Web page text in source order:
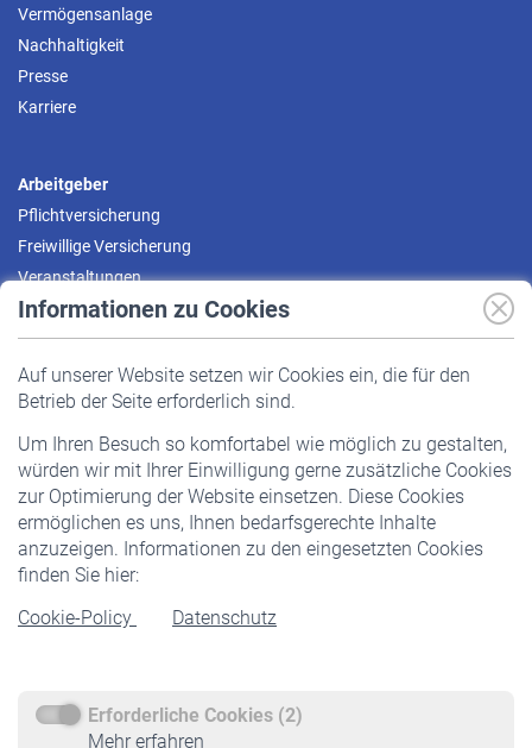
Informationen zu Cookies
Auf unserer Website setzen wir Cookies ein, die für den
Betrieb der Seite erforderlich sind.
Um Ihren Besuch so komfortabel wie möglich zu gestalten,
würden wir mit Ihrer Einwilligung gerne zusätzliche Cookies
zur Optimierung der Website einsetzen. Diese Cookies
ermöglichen es uns, Ihnen bedarfsgerechte Inhalte
anzuzeigen. Informationen zu den eingesetzten Cookies
finden Sie hier:
Cookie-Policy
Datenschutz
Erforderliche Cookies (2)
Mehr erfahren
Vermögensanlage
Nachhaltigkeit
Presse
Karriere
Arbeitgeber
Pflichtversicherung
Freiwillige Versicherung
Veranstaltungen
Pflichtversicherung
Staatliche Förderung
Veranstaltungen
Rentner
Rentenbeginn
Rente beantragen
Service